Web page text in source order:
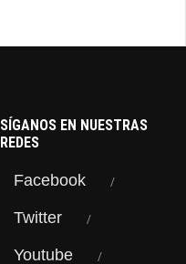
SÍGANOS EN NUESTRAS
REDES
Facebook
Twitter
Youtube